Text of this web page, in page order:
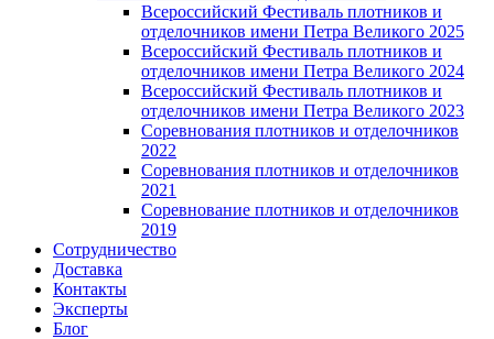
Всероссийский Фестиваль плотников и
отделочников имени Петра Великого 2025
Всероссийский Фестиваль плотников и
отделочников имени Петра Великого 2024
Всероссийский Фестиваль плотников и
отделочников имени Петра Великого 2023
Соревнования плотников и отделочников
2022
Соревнования плотников и отделочников
2021
Соревнование плотников и отделочников
2019
Сотрудничество
Доставка
Контакты
Эксперты
Блог